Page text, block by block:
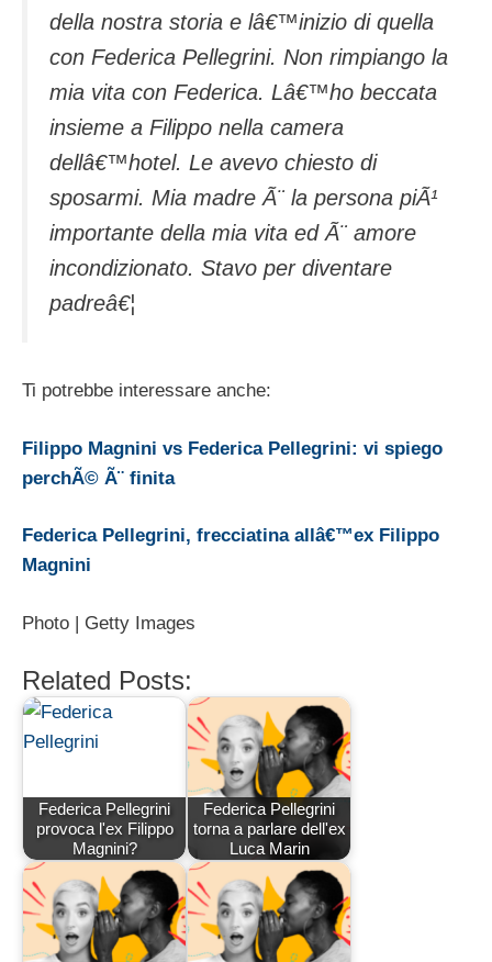
della nostra storia e lâ€™inizio di quella
con Federica Pellegrini. Non rimpiango la
mia vita con Federica. Lâ€™ho beccata
insieme a Filippo nella camera
dellâ€™hotel. Le avevo chiesto di
sposarmi. Mia madre Ã¨ la persona piÃ¹
importante della mia vita ed Ã¨ amore
incondizionato. Stavo per diventare
padreâ€¦
Ti potrebbe interessare anche:
Filippo Magnini vs Federica Pellegrini: vi spiego
perchÃ© Ã¨ finita
Federica Pellegrini, frecciatina allâ€™ex Filippo
Magnini
Photo | Getty Images
Related Posts:
Federica Pellegrini
provoca l'ex Filippo
Magnini?
Federica Pellegrini
torna a parlare dell'ex
Luca Marin